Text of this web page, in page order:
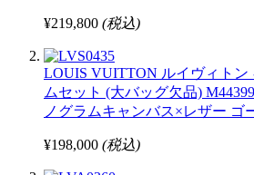
¥219,800 (税込)
LOUIS VUITTON ルイヴィトン
ムセット (大バッグ欠品)
ノグラムキャンバス×レザー ゴ
¥198,000 (税込)